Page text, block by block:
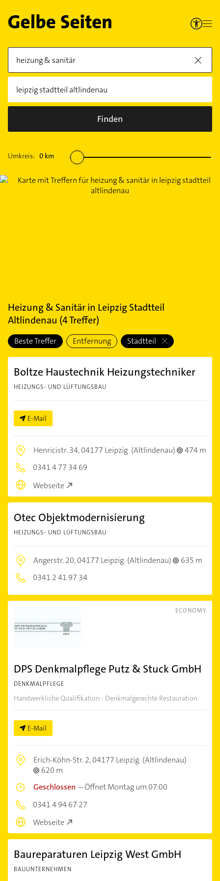
Finden
Umkreis: 0 km
Heizung & Sanitärin Leipzig Stadtteil
Altlindenau (4Treffer)
Beste Treffer Entfernung Stadtteil
Boltze Haustechnik Heizungstechniker
HEIZUNGS- UND LÜFTUNGSBAU
E-Mail
Henricistr. 34,04177 Leipzig (Altlindenau)
474 m
0341 4 77 34 69
Webseite
Otec Objektmodernisierung
HEIZUNGS- UND LÜFTUNGSBAU
Angerstr. 20,04177 Leipzig (Altlindenau)
635 m
0341 2 41 97 34
ECONOMY
DPS Denkmalpflege Putz & Stuck GmbH
DENKMALPFLEGE
Handwerkliche Qualifikation - Denkmalgerechte Restauration
E-Mail
Erich-Köhn-Str. 2,04177 Leipzig (Altlindenau)
620 m
Geschlossen –Öffnet Montag um 07:00
0341 4 94 67 27
Webseite
Baureparaturen Leipzig West GmbH
BAUUNTERNEHMEN